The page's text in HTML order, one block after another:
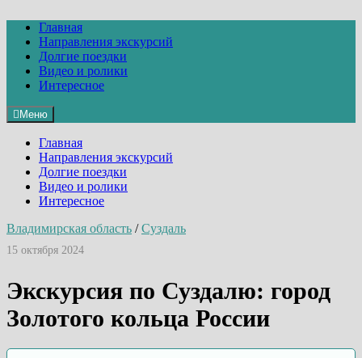
содержимому
Главная
Направления экскурсий
Долгие поездки
Видео и ролики
Интересное
Меню
Главная
Направления экскурсий
Долгие поездки
Видео и ролики
Интересное
Владимирская область /Суздаль
15 октября 2024
Экскурсия по Суздалю: город
Золотого кольца России